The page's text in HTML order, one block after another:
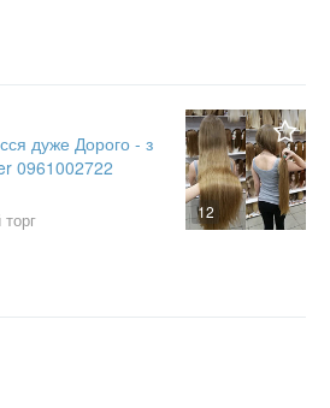
12
дуже Дорого - з
0961002722